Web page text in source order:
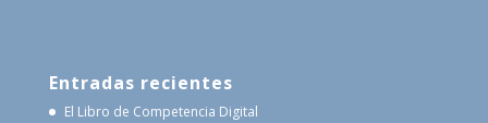
Entradas recientes
El Libro de Competencia Digital